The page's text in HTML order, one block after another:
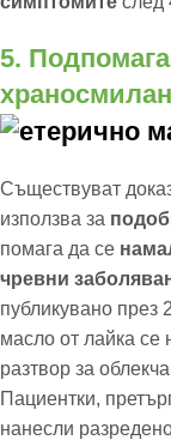
5.
Съществуват
използва за
помага да се
чревни
публикувано през
масло от лайка се
разтвор за
Пациентки,
нанесли